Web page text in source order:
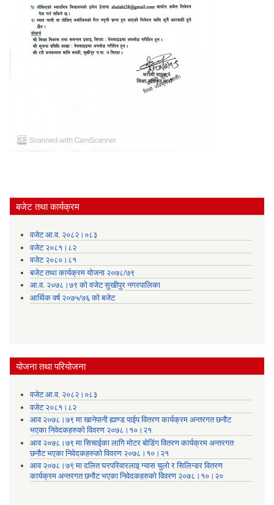
बजेट तथा कार्यक्रम
वजेट आ.व. २०८२।०८३
वजेट २०८१।८२
वजेट २०८०।८१
बजेट तथा कार्यक्रम योजना २०७८/७९
आ.व. २०७८।७९ को वजेट सुखीपुर नगरपालिका
आर्थिक वर्ष २०७५/७६ को बजेट
योजना तथा परियोजना
वजेट आ.व. २०८२।०८३
वजेट २०८१।८२
आव २०७८।७९ मा खानेपानी ह्याण्ड पाईप वितरण कार्यक्रम अन्तरगत छनौट
भएका निवेदकहरुको विवरण २०७८।१०।२१
आव २०७८।७९ मा सिचाईका लागि मोटर बोडिंग वितरण कार्यक्रम अन्तरगत
छनौट भएका निवेदकहरुको विवरण २०७८।१०।२१
आव २०७८।७९ मा दलित घरपरिवारलाइ ग्यास चुलो र सिलिन्डर वितरण
कार्यक्रम अन्तरगत छनौट भएका निवेदकहरुको विवरण २०७८।१०।२०